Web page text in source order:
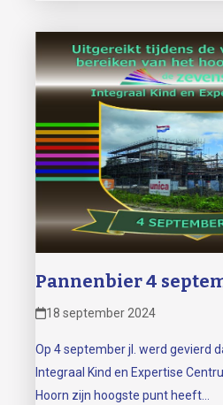
Pannenbier 4
18 september 2024
Op 4 september jl. werd gevierd
Integraal Kind en Expertise
Hoorn zijn hoogste punt heeft…